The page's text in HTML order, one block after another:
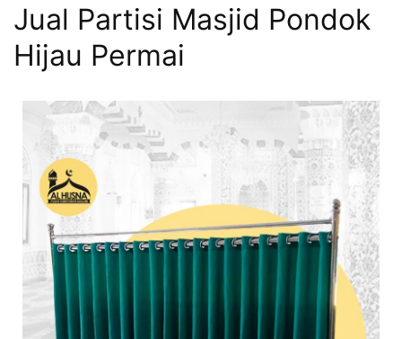
Jual Partisi Masjid Pondok
Hijau Permai